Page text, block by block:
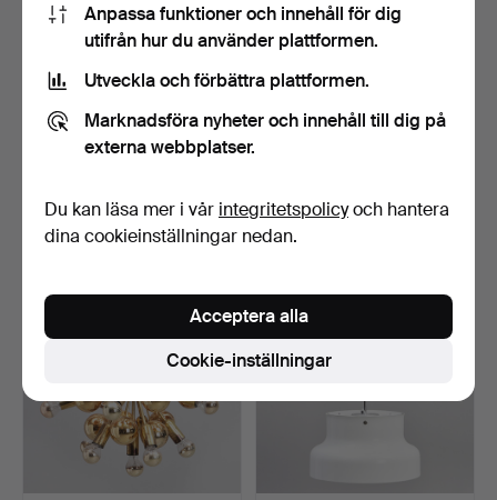
BERGBOMS.
23 bud
531 USD
22 bud
428 USD
Anpassa funktioner och innehåll för dig
utifrån hur du använder plattformen.
Utveckla och förbättra plattformen.
Marknadsföra nyheter och innehåll till dig på
externa webbplatser.
Du kan läsa mer i vår integritetspolicyoch hantera
dina cookieinställningar nedan.
Cookie-inställningar
Acceptera alla